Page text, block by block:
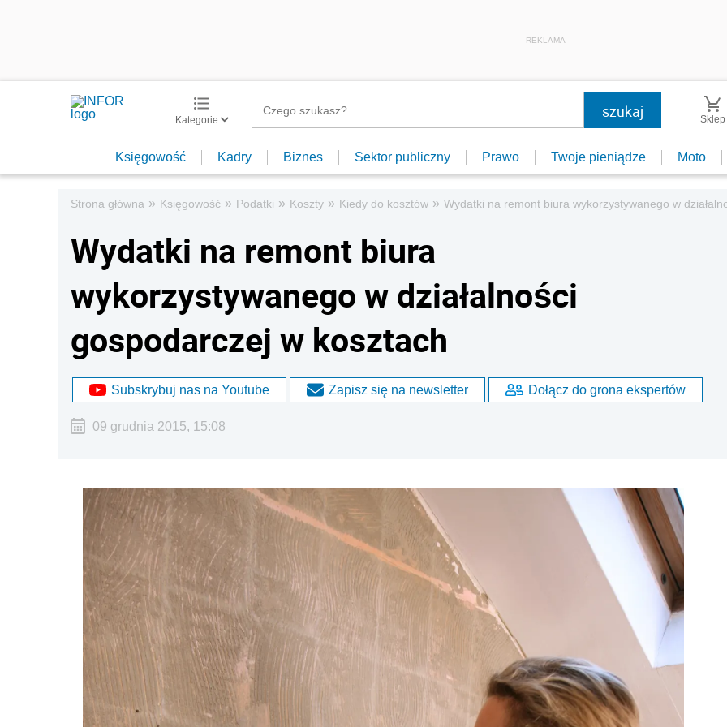
REKLAMA
Kategorie Sklep
Księgowość Kadry Biznes Sektor publiczny Prawo Twoje pieniądze Moto
Strona główna » Księgowość » Podatki » Koszty » Kiedy do kosztów » Wydatki na remont biura wykorzystywanego w
Wydatki na remont biura
wykorzystywanego w działalności
gospodarczej w kosztach
Subskrybuj nas na Youtube Zapisz się na newsletter Dołącz do grona ekspertów
09 grudnia 2015, 15:08